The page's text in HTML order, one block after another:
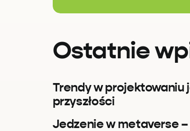
Ostatnie
Trendy w projektowaniu
przyszłości
Jedzenie w metaverse